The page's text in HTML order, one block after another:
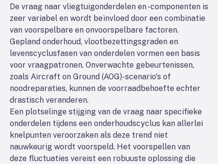
De vraag naar vliegtuigonderdelen en -componenten is
zeer variabel en wordt beïnvloed door een combinatie
van voorspelbare en onvoorspelbare factoren.
Gepland onderhoud, vlootbezettingsgraden en
levenscyclusfasen van onderdelen vormen een basis
voor vraagpatronen. Onverwachte gebeurtenissen,
zoals Aircraft on Ground (AOG)-scenario's of
noodreparaties, kunnen de voorraadbehoefte echter
drastisch veranderen.
Een plotselinge stijging van de vraag naar specifieke
onderdelen tijdens een onderhoudscyclus kan allerlei
knelpunten veroorzaken als deze trend niet
nauwkeurig wordt voorspeld. Het voorspellen van
deze fluctuaties vereist een robuuste oplossing die